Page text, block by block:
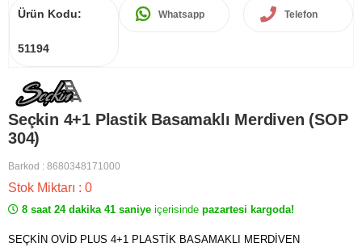
Ürün Kodu:
51194
Whatsapp Telefon
Seçkin 4+1 Plastik Basamaklı Merdiven (SOP
304)
Barkod : 8680348171000
Stok Miktarı : 0
8 saat 24 dakika 41 saniye içerisinde pazartesi kargoda!
SEÇKİN OVİD PLUS 4+1 PLASTİK BASAMAKLI MERDİVEN